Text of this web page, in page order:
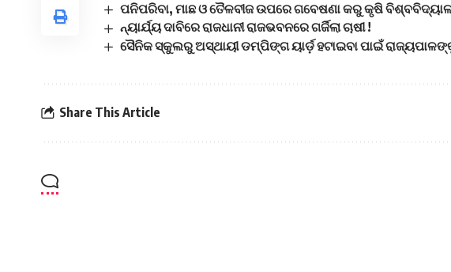
ପନିପରିବା, ମାଛ ଓ ତୈଳବୀଜ ଉପରେ ଗବେଷଣା କରୁ କୃଷି
ନ୍ୟାର୍ଯ୍ୟ ଦାବିରେ ରାଜଧାନୀ ରାଜଭବନରେ ଗର୍ଜିଲା ଚାଷୀ !
ସୈନିକ ସ୍କୁଲରୁ ଅସ୍ଥାୟୀ ଡମ୍ପିଙ୍ଗ ୟାର୍ଡ଼ ହଟାଇବା ପାଇଁ
Share This Article